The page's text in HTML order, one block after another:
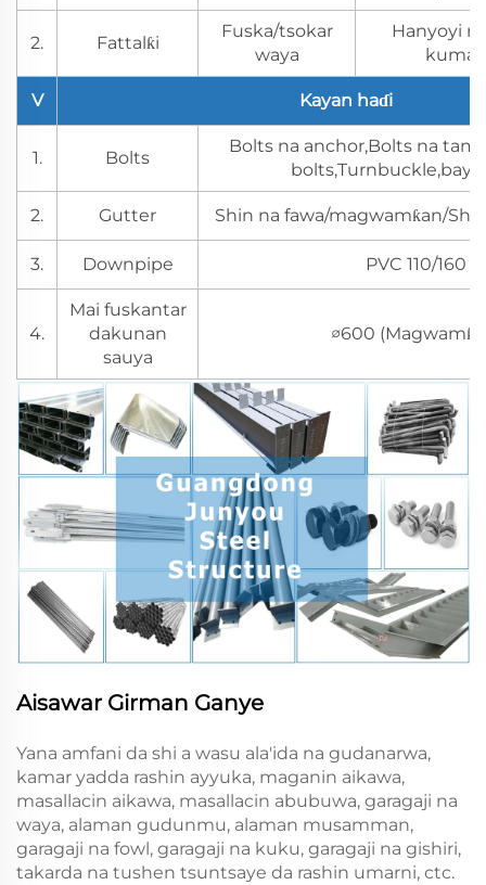
2. Fattalƙi
Fuska/tsokar
waya
Hanyoyi
kuma
V Kayan haɗi
1. Bolts
Bolts na anchor,Bolts na
2. Gutter Shin na fawa/magwamƙan/
3. Downpipe PVC 110/160
4.
Mai fuskantar
dakunan
sauya
∅600
Aisawar Girman Ganye
Yana amfani da shi a wasu ala'ida na gudanarwa,
kamar yadda rashin ayyuka, maganin aikawa,
masallacin aikawa, masallacin abubuwa, garagaji na
waya, alaman gudunmu, alaman musamman,
garagaji na fowl, garagaji na kuku, garagaji na gishiri,
takarda na tushen tsuntsaye da rashin umarni, ctc.